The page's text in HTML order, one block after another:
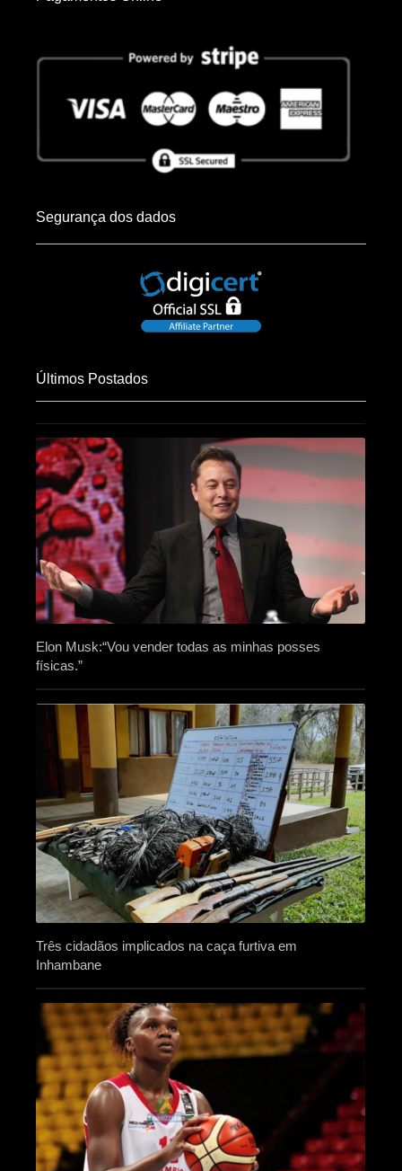
Segurança dos dados
Últimos Postados
Elon Musk:“Vou vender todas as minhas posses
físicas.”
Três cidadãos implicados na caça furtiva em
Inhambane